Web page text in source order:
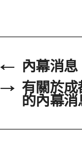
← 內幕消息
→ 有關於
的內幕消